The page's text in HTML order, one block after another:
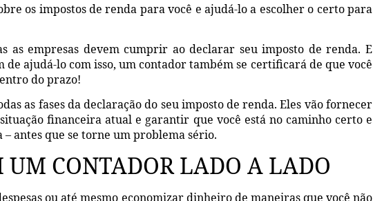
os impostos de renda para você e ajudá-lo a escolher o certo para
as empresas devem cumprir ao declarar seu imposto de renda. E
de ajudá-lo com isso, um contador também se certificará de que você
do prazo!
as fases da declaração do seu imposto de renda. Eles vão fornecer
financeira atual e garantir que você está no caminho certo e
antes que se torne um problema sério.
CONTADOR LADO A LADO
ou até mesmo economizar dinheiro de maneiras que você não